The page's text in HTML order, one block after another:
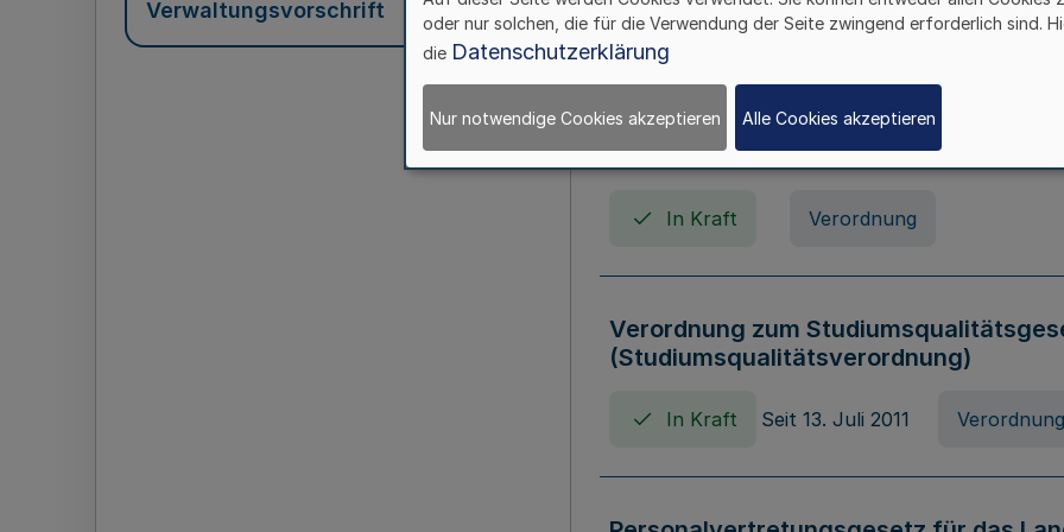
Verwaltungsvorschrift In Kraft Seit 01. April 2008 Gesetz
Verordnung über Beihilfen in Geburts-
Todesfällen (Beihilfenverordnung NRW
In Kraft Verordnung
Verordnung zum
(Studiumsqualitätsverordnung)
In Kraft Seit 13. Juli 2011 Verordnung
oder nur solchen, die für die Verwendung der Seite zwingend erforderlich sind.
die Datenschutzerklärung
Nur notwendige Cookies akzeptieren Alle Cookies akzeptieren